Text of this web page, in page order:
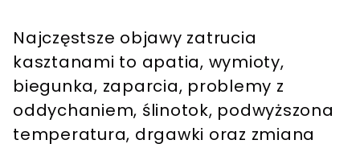
Najczęstsze objawy zatrucia
kasztanami to apatia, wymioty,
biegunka, zaparcia, problemy z
oddychaniem, ślinotok, podwyższona
temperatura, drgawki oraz zmiana